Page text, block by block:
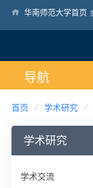
华南师范大学首页
首页 学术研究
学术研究
学术交流